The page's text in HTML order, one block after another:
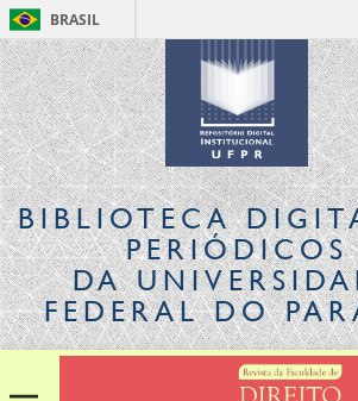
BRASIL
BIBLIOTECA
PERIÓDICOS
DA
FEDERAL DO